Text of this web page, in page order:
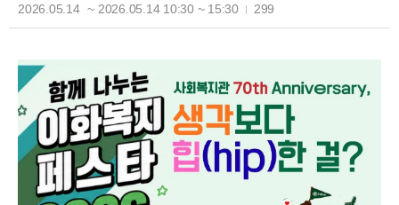
2026.05.14 ~ 2026.05.14 10:30 ~ 15:30 299